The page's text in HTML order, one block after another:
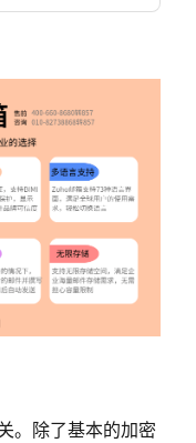
。除了基本的加密